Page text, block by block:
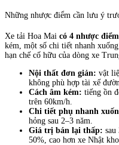
Những nhược điểm cần lưu ý
Xe tải Hoa Mai có 4 nhược điểm
kém, một số chi tiết nhanh
hạn chế cố hữu của dòng xe
Nội thất đơn giản: vật
không phù hợp tài xế
Cách âm kém: tiếng ồn
trên 60km/h.
Chi tiết phụ nhanh
hỏng sau 2–3 năm.
Giá trị bán lại thấp:
50%, cao hơn xe Nhật